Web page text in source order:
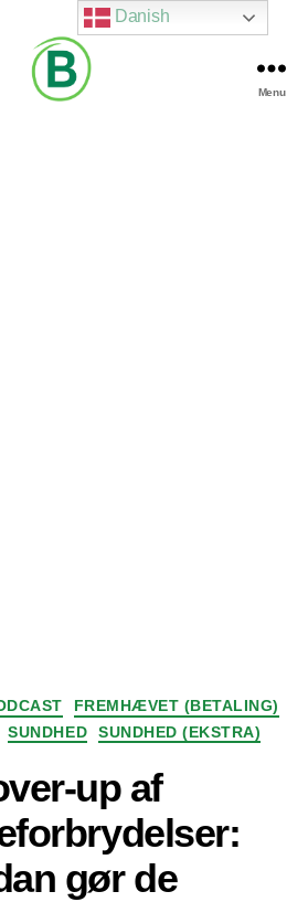
Menu
Kategorier
FREMHÆVET (BETALING)
SUNDHED SUNDHED (EKSTRA)
up af
gør de
Danish